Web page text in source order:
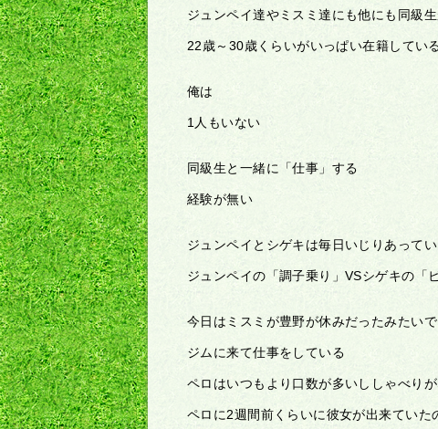
ジュンペイ達やミスミ達にも他にも同級
22歳～30歳くらいがいっぱい在籍してい
俺は
1人もいない
同級生と一緒に「仕事」する
経験が無い
ジュンペイとシゲキは毎日いじりあって
ジュンペイの「調子乗り」VSシゲキの「
今日はミスミが豊野が休みだったみたいで
ジムに来て仕事をしている
ペロはいつもより口数が多いししゃべり
ペロに2週間前くらいに彼女が出来ていた